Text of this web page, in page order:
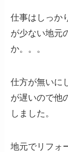
仕事はしっか
が少ない地元
か。。。
仕方が無いに
が遅いので他
しました。
地元でリフォ